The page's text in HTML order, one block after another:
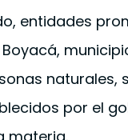
entidades
naturales,
por el